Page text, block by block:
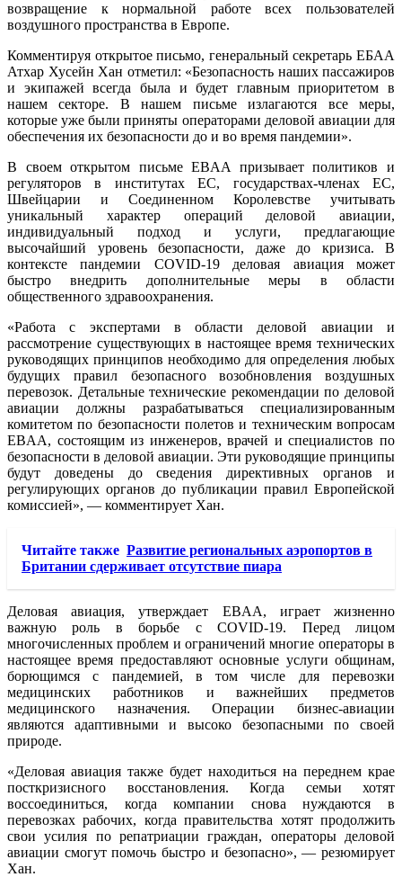
возвращение к нормальной работе всех пользователей
воздушного пространства в Европе.
Комментируя открытое письмо, генеральный секретарь ЕБАА
Атхар Хусейн Хан отметил: «Безопасность наших пассажиров
и экипажей всегда была и будет главным приоритетом в
нашем секторе. В нашем письме излагаются все меры,
которые уже были приняты операторами деловой авиации для
обеспечения их безопасности до и во время пандемии».
В своем открытом письме EBAA призывает политиков и
регуляторов в институтах ЕС, государствах-членах ЕС,
Швейцарии и Соединенном Королевстве учитывать
уникальный характер операций деловой авиации,
индивидуальный подход и услуги, предлагающие
высочайший уровень безопасности, даже до кризиса. В
контексте пандемии COVID-19 деловая авиация может
быстро внедрить дополнительные меры в области
общественного здравоохранения.
«Работа с экспертами в области деловой авиации и
рассмотрение существующих в настоящее время технических
руководящих принципов необходимо для определения любых
будущих правил безопасного возобновления воздушных
перевозок. Детальные технические рекомендации по деловой
авиации должны разрабатываться специализированным
комитетом по безопасности полетов и техническим вопросам
EBAA, состоящим из инженеров, врачей и специалистов по
безопасности в деловой авиации. Эти руководящие принципы
будут доведены до сведения директивных органов и
регулирующих органов до публикации правил Европейской
комиссией», — комментирует Хан.
Читайте также Развитие региональных аэропортов в
Британии сдерживает отсутствие пиара
Деловая авиация, утверждает EBAA, играет жизненно
важную роль в борьбе с COVID-19. Перед лицом
многочисленных проблем и ограничений многие операторы в
настоящее время предоставляют основные услуги общинам,
борющимся с пандемией, в том числе для перевозки
медицинских работников и важнейших предметов
медицинского назначения. Операции бизнес-авиации
являются адаптивными и высоко безопасными по своей
природе.
«Деловая авиация также будет находиться на переднем крае
посткризисного восстановления. Когда семьи хотят
воссоединиться, когда компании снова нуждаются в
перевозках рабочих, когда правительства хотят продолжить
свои усилия по репатриации граждан, операторы деловой
авиации смогут помочь быстро и безопасно», — резюмирует
Хан.